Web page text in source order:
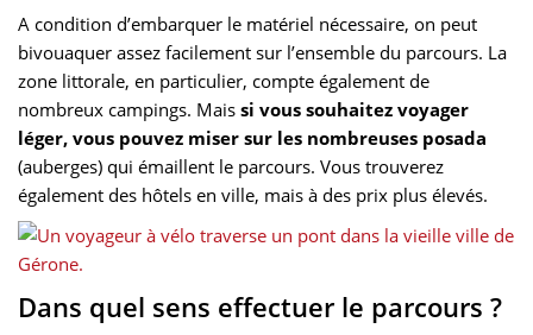
A condition d’embarquer le matériel nécessaire, on peut
bivouaquer assez facilement sur l’ensemble du parcours. La
zone littorale, en particulier, compte également de
nombreux campings. Mais si vous souhaitez voyager
léger, vous pouvez miser sur les nombreuses posada
(auberges) qui émaillent le parcours. Vous trouverez
également des hôtels en ville, mais à des prix plus élevés.
Dans quel sens effectuer le parcours ?